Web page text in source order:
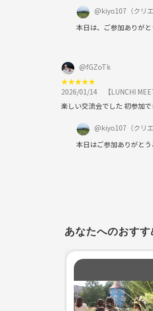
@kiyo107 （クリ
本日は、ご参加ありが
@fGZoTk
★★★★★
2026/01/14
【LUNCHI
楽しい交流会でした 初参加
@kiyo107 （クリ
本日はご参加ありがと
あなたへのおす